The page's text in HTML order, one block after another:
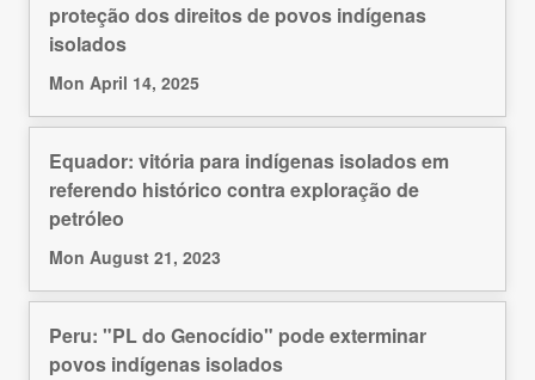
proteção dos direitos de povos indígenas
isolados
Mon April 14, 2025
Equador: vitória para indígenas isolados em
referendo histórico contra exploração de
petróleo
Mon August 21, 2023
Peru: "PL do Genocídio" pode exterminar
povos indígenas isolados